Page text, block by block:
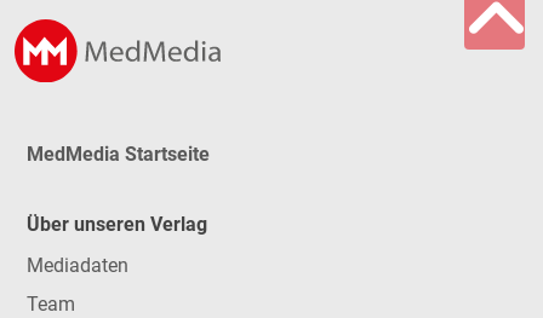
MedMedia Startseite
Über unseren Verlag
Mediadaten
Team